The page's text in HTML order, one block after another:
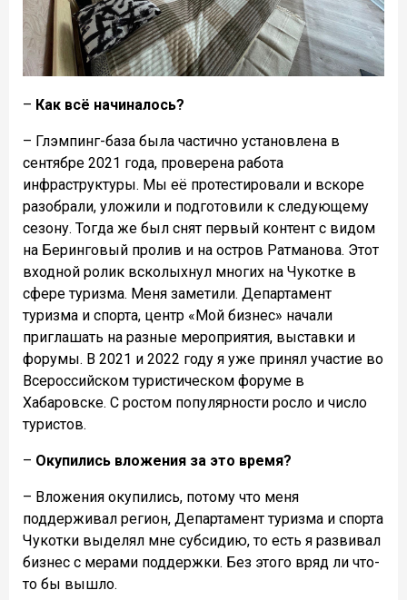
– Как всë начиналось?
– Глэмпинг-база была частично установлена в
сентябре 2021 года, проверена работа
инфраструктуры. Мы её протестировали и вскоре
разобрали, уложили и подготовили к следующему
сезону. Тогда же был снят первый контент с видом
на Беринговый пролив и на остров Ратманова. Этот
входной ролик всколыхнул многих на Чукотке в
сфере туризма. Меня заметили. Департамент
туризма и спорта, центр «Мой бизнес» начали
приглашать на разные мероприятия, выставки и
форумы. В 2021 и 2022 году я уже принял участие во
Всероссийском туристическом форуме в
Хабаровске. С ростом популярности росло и число
туристов.
– Окупились вложения за это время?
– Вложения окупились, потому что меня
поддерживал регион, Департамент туризма и спорта
Чукотки выделял мне субсидию, то есть я развивал
бизнес с мерами поддержки. Без этого вряд ли что-
то бы вышло.